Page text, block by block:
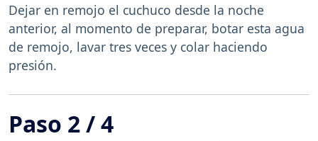
Dejar en remojo el cuchuco desde la noche
anterior, al momento de preparar, botar esta agua
de remojo, lavar tres veces y colar haciendo
presión.
Paso 2 / 4